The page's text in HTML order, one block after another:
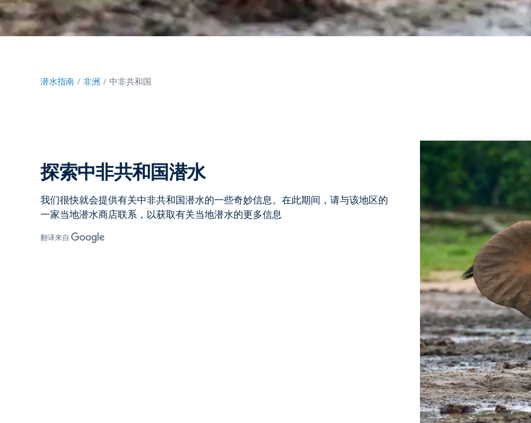
潜水指南 非洲 中非共和国
探索中非共和国潜水
我们很快就会提供有关中非共和国潜水的一些奇妙信息。在此期间，请与该地区的
一家当地潜水商店联系，以获取有关当地潜水的更多信息
翻译来自